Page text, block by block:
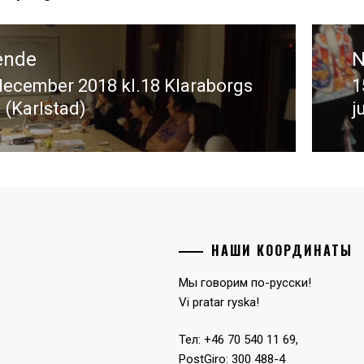
2018 kl.18 Klaraborgs
(Karlstad)
НАШИ КООРДИНАТЫ
Мы говорим по-русски!
Vi pratar ryska!
Тел: +46 70 540 11 69,
PostGiro: 300 488-4